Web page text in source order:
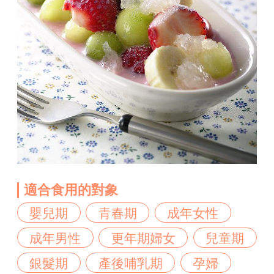
適合食用的對象
嬰兒期 青春期
成年女性
成年男性
更年期婦女
兒童期
銀髮期
產後哺乳期 孕婦